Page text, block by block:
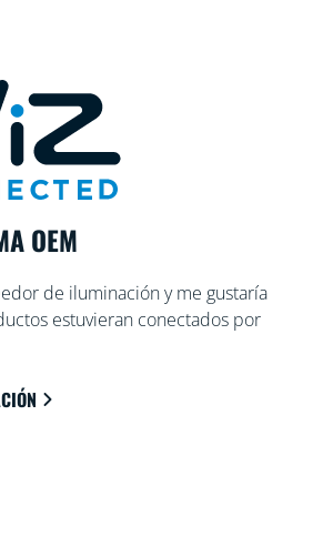
OEM
de iluminación y me gustaría
estuvieran conectados por